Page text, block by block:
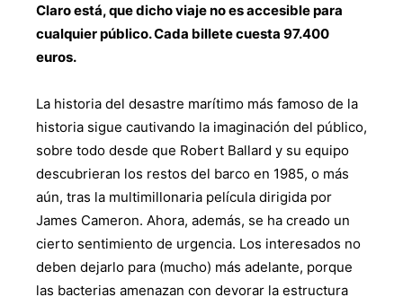
Claro está, que dicho viaje no es accesible para
cualquier público. Cada billete cuesta 97.400
euros.
La historia del desastre marítimo más famoso de la
historia sigue cautivando la imaginación del público,
sobre todo desde que Robert Ballard y su equipo
descubrieran los restos del barco en 1985, o más
aún, tras la multimillonaria película dirigida por
James Cameron. Ahora, además, se ha creado un
cierto sentimiento de urgencia. Los interesados no
deben dejarlo para (mucho) más adelante, porque
las bacterias amenazan con devorar la estructura